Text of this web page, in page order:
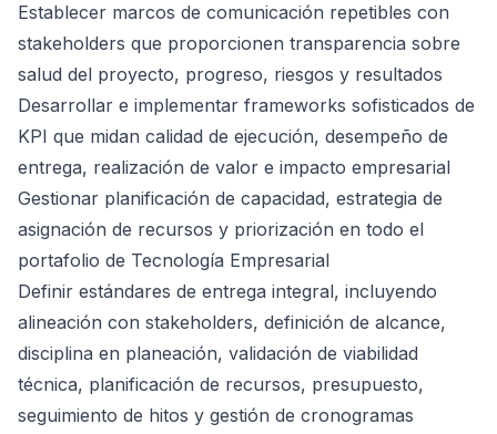
Establecer marcos de comunicación repetibles con
stakeholders que proporcionen transparencia sobre
salud del proyecto, progreso, riesgos y resultados
Desarrollar e implementar frameworks sofisticados de
KPI que midan calidad de ejecución, desempeño de
entrega, realización de valor e impacto empresarial
Gestionar planificación de capacidad, estrategia de
asignación de recursos y priorización en todo el
portafolio de Tecnología Empresarial
Definir estándares de entrega integral, incluyendo
alineación con stakeholders, definición de alcance,
disciplina en planeación, validación de viabilidad
técnica, planificación de recursos, presupuesto,
seguimiento de hitos y gestión de cronogramas